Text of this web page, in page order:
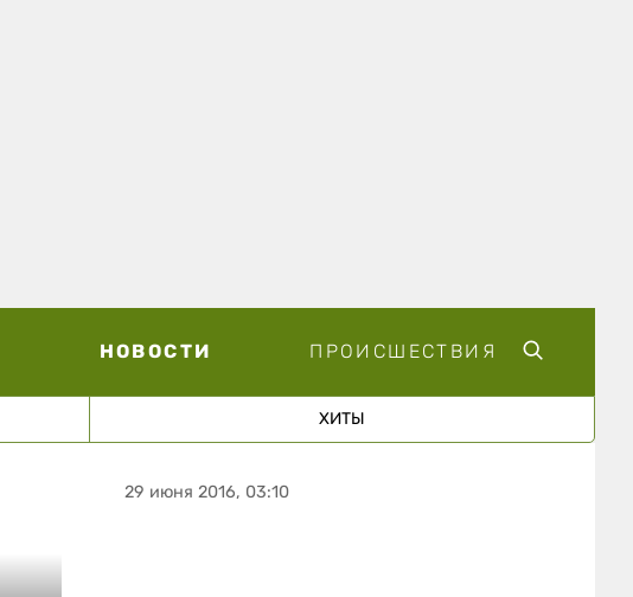
НОВОСТИ ПРОИСШЕСТВИЯ
ХИТЫ
29 июня 2016, 03:10